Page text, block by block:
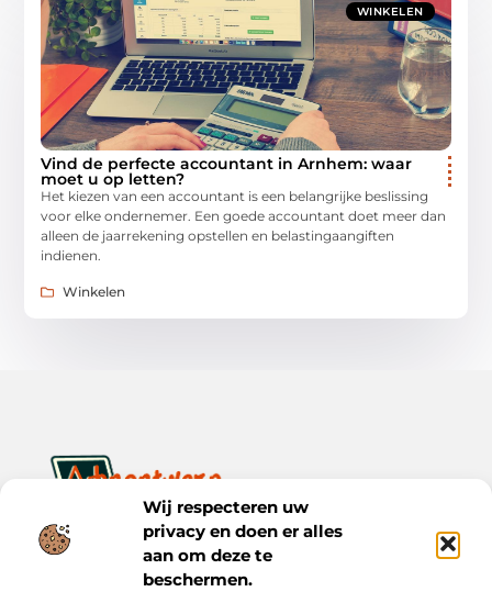
Wij respecteren uw
privacy en doen er alles
aan om deze te
beschermen.
WINKELEN
Vind de perfecte accountant in Arnhem: waar
moet u op letten?
Het kiezen van een accountant is een belangrijke beslissing
voor elke ondernemer. Een goede accountant doet meer dan
alleen de jaarrekening opstellen en belastingaangiften
indienen.
Winkelen
Ontwerp je dagelijks leven met inspiratie en verhalen.
Ontdek praktische tips, creatieve ideeën en waardevolle
inzichten op Bnontwerp.nl.